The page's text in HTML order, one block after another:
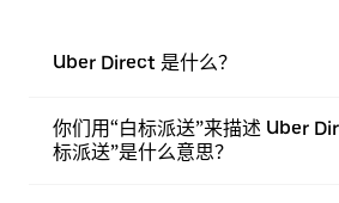
Uber Direct 是什么？
你们用“白标派送”来描述 Uber
标派送”是什么意思？